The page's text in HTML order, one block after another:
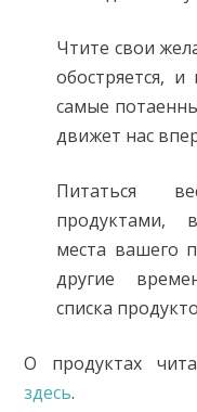
Чтите свои
обостряется,
самые
движет нас
Питаться
продуктами,
места вашего
другие
списка
О продуктах
здесь.